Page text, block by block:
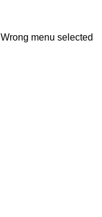
Wrong menu selected